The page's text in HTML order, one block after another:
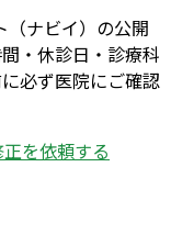
（ナビイ）の公開
・休診日・診療科
必ず医院にご確認
を依頼する